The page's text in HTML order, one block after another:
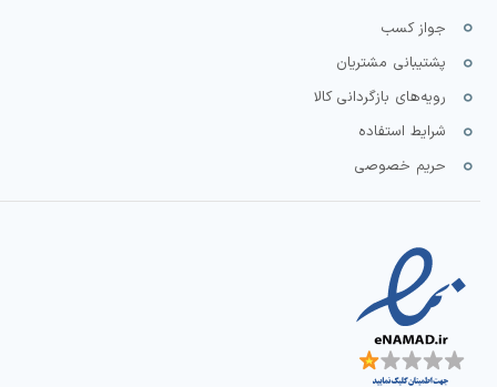
جواز کسب
پشتیبانی مشتریان
رویه‌های بازگردانی کالا
شرایط استفاده
حریم خصوصی